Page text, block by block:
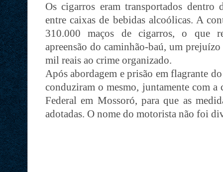
Os cigarros eram transportados dentro
entre caixas de bebidas alcoólicas. A
310.000 maços de cigarros, o que
apreensão do caminhão-baú, um
mil reais ao crime organizado.
Após abordagem e prisão em flagrante
conduziram o mesmo, juntamente com a
Federal em Mossoró, para que as
adotadas. O nome do motorista não foi